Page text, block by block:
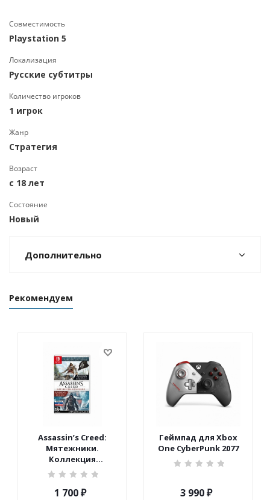
Совместимость
Playstation 5
Локализация
Русские субтитры
Количество игроков
1 игрок
Жанр
Стратегия
Возраст
с 18 лет
Состояние
Новый
Дополнительно
Рекомендуем
Assassin’s Creed:
Мятежники.
Коллекция
(Nintendo Switch)
1 700₽
Геймпад для Xbox
One CyberPunk 2077
3 990₽